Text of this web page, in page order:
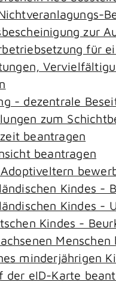
zur
für
- dezentrale
zum
beantragen
beantragen
Kindes -
Kindes -
Kindes -
Menschen
minderjährigen
der eID-Karte